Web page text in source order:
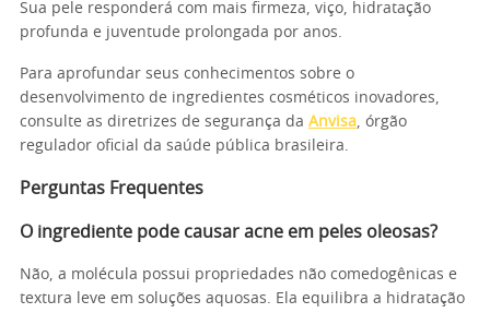
Sua pele responderá com mais firmeza, viço, hidratação
profunda e juventude prolongada por anos.
Para aprofundar seus conhecimentos sobre o
desenvolvimento de ingredientes cosméticos inovadores,
consulte as diretrizes de segurança da Anvisa, órgão
regulador oficial da saúde pública brasileira.
Perguntas Frequentes
O ingrediente pode causar acne em peles oleosas?
Não, a molécula possui propriedades não comedogênicas e
textura leve em soluções aquosas. Ela equilibra a hidratação